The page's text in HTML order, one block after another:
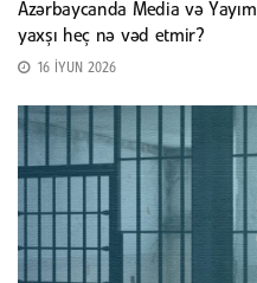
Azərbaycanda Media və
yaxşı heç nə vəd etmir?
16 İYUN 2026